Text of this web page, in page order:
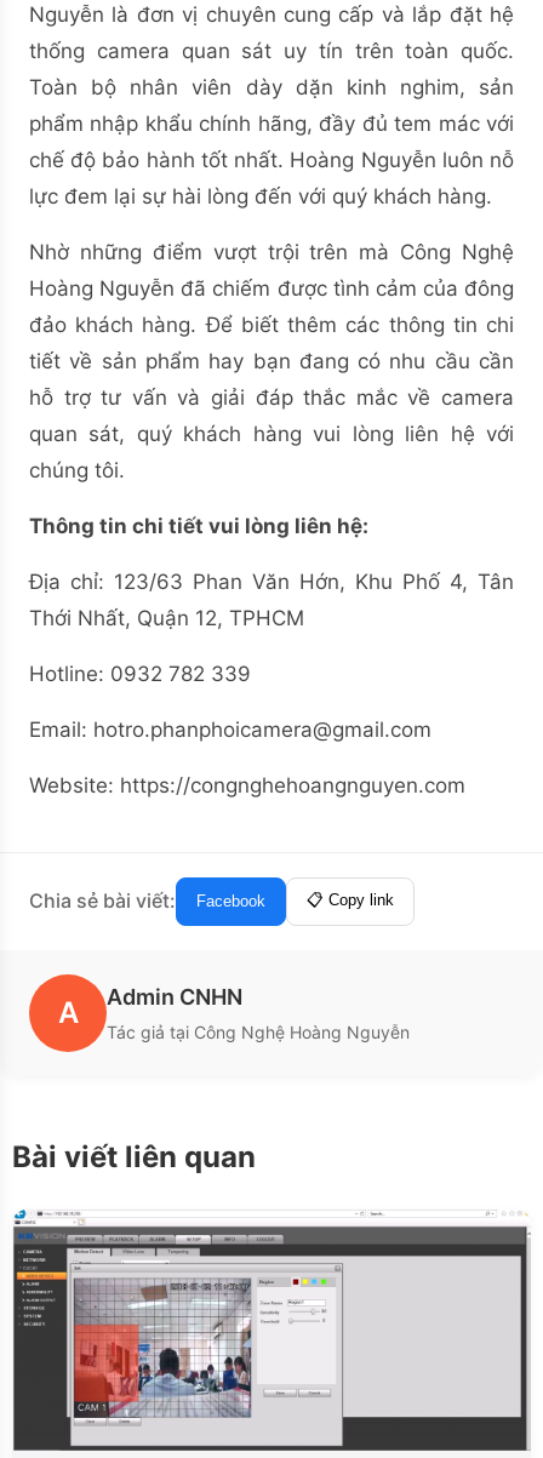
Nguyễn là đơn vị chuyên cung cấp và lắp đặt hệ
thống camera quan sát uy tín trên toàn quốc.
Toàn bộ nhân viên dày dặn kinh nghim, sản
phẩm nhập khẩu chính hãng, đầy đủ tem mác với
chế độ bảo hành tốt nhất. Hoàng Nguyễn luôn nỗ
lực đem lại sự hài lòng đến với quý khách hàng.
Nhờ những điểm vượt trội trên mà Công Nghệ
Hoàng Nguyễn đã chiếm được tình cảm của đông
đảo khách hàng. Để biết thêm các thông tin chi
tiết về sản phẩm hay bạn đang có nhu cầu cần
hỗ trợ tư vấn và giải đáp thắc mắc về camera
quan sát, quý khách hàng vui lòng liên hệ với
chúng tôi.
Thông tin chi tiết vui lòng liên hệ:
Địa chỉ: 123/63 Phan Văn Hớn, Khu Phố 4, Tân
Thới Nhất, Quận 12, TPHCM
Hotline: 0932 782 339
Email: hotro.phanphoicamera@gmail.com
Website: https://congnghehoangnguyen.com
Chia sẻ bài viết: Facebook 📋 Copy link
A Admin CNHN
Tác giả tại Công Nghệ Hoàng Nguyễn
Bài viết liên quan